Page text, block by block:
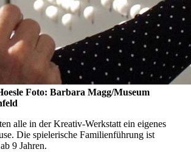
Foto: Barbara Magg/Museum
alle in der Kreativ-Werkstatt ein eigenes
Die spielerische Familienführung ist
9 Jahren.